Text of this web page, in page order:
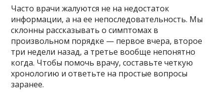
Часто врачи жалуются не на недостаток
информации, а на ее непоследовательность. Мы
склонны рассказывать о симптомах в
произвольном порядке — первое вчера, второе
три недели назад, а третье вообще непонятно
когда. Чтобы помочь врачу, составьте четкую
хронологию и ответьте на простые вопросы
заранее.